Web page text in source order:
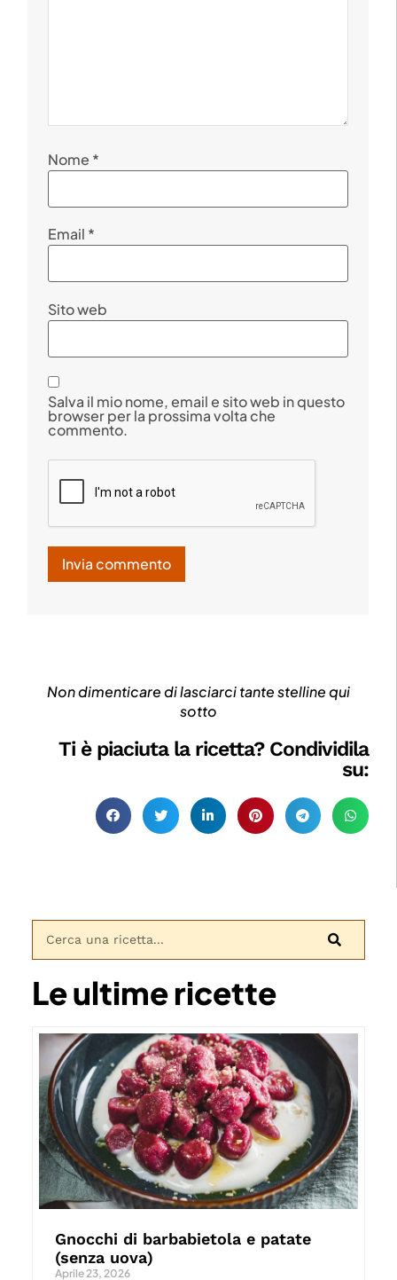
Nome *
Email *
Sito web
Salva il mio nome, email e sito web in questo
browser per la prossima volta che
commento.
Non dimenticare di lasciarci tante stelline qui
sotto
Ti è piaciuta la ricetta? Condividila
su:
Le ultime ricette
Gnocchi di barbabietola e patate
(senza uova)
Aprile 23, 2026